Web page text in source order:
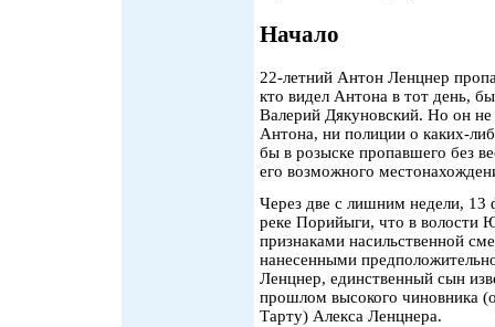
Начало
22-летний Антон Ленцнер
кто видел Антона в тот день,
Валерий Дякуновский. Но он не
Антона, ни полиции о каких-
бы в розыске пропавшего без
его возможного
Через две с лишним недели, 13
реке Порийыги, что в волости
признаками насильственной
нанесенными
Ленцнер, единственный сын
прошлом высокого чиновника
Тарту) Алекса Ленцнера.